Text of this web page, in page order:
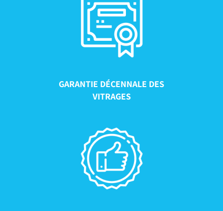
GARANTIE DÉCENNALE DES
VITRAGES